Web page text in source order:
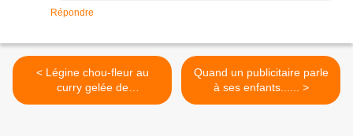
Répondre
< Légine chou-fleur au
curry gelée de
mandarine-...
Quand un publicitaire parle
à ses enfants...... >